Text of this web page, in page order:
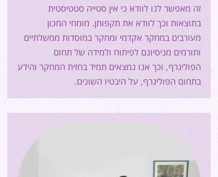
זה מאפשר לנו לוודא כי אין סטייה סטטיסטית
בתוצאות וכך לוודא את תקפותן. מומחי המכון
מעורבים במחקר אקדמי ומחקר במוסדות ממשלתיים
ותורמים מניסיונם לפיתוח ולמידה של תחום
הפוליגרף, וכך אנו נמצאים תמיד בחזית המחקר והידע
בתחום הפוליגרף, על היבטיו השונים.